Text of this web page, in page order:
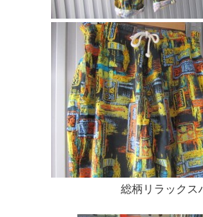
総柄リラックスパン